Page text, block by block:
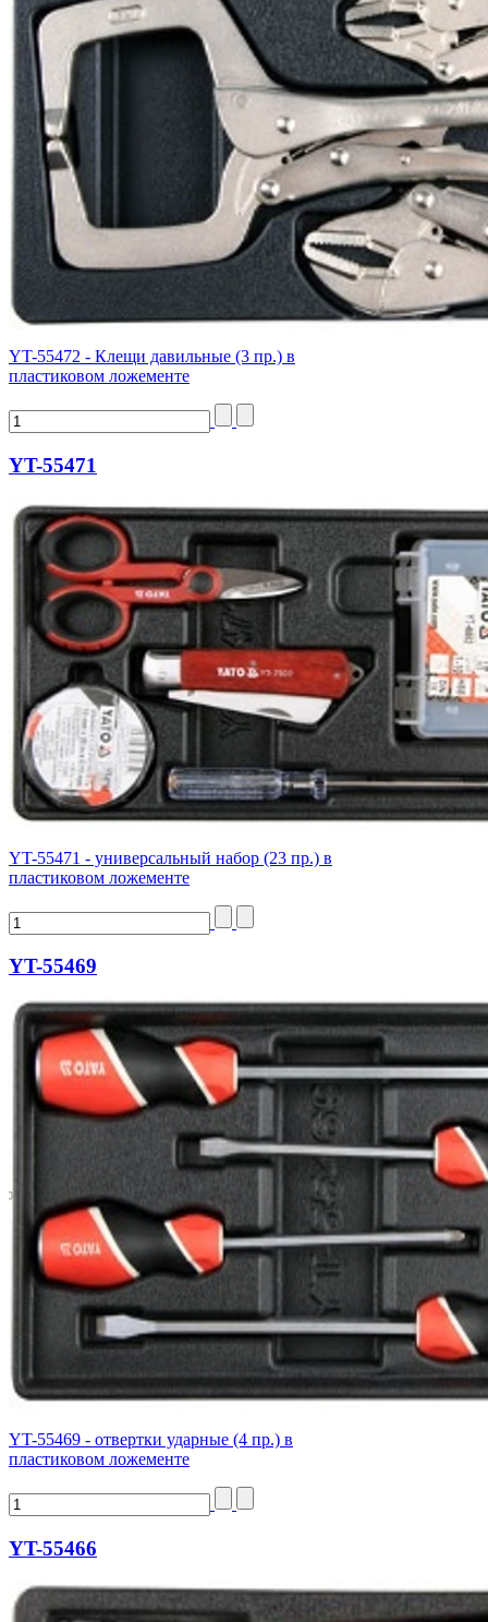
YT-55472 - Клещи давильные (3 пр.) в
пластиковом ложементе
YT-55471
YT-55471 - универсальный набор (23 пр.) в
пластиковом ложементе
YT-55469
YT-55469 - отвертки ударные (4 пр.) в
пластиковом ложементе
YT-55466